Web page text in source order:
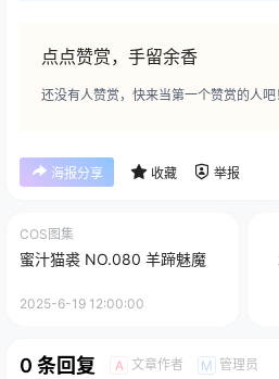
点点赞赏，手留余香
还没有人赞赏，快来当第一个赞赏的人吧
海报分享 收藏 举报
COS图集
蜜汁猫裘 NO.080 羊蹄魅魔
2025-6-19 12:00:00
0 条回复 A 文章作者 M 管理员